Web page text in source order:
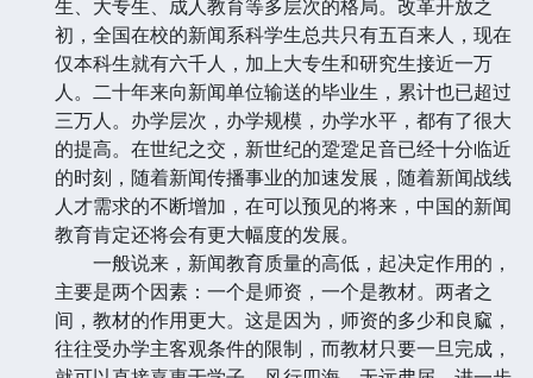
生、大专生、成人教育等多层次的格局。改革开放之
初，全国在校的新闻系科学生总共只有五百来人，现在
仅本科生就有六千人，加上大专生和研究生接近一万
人。二十年来向新闻单位输送的毕业生，累计也已超过
三万人。办学层次，办学规模，办学水平，都有了很大
的提高。在世纪之交，新世纪的跫跫足音已经十分临近
的时刻，随着新闻传播事业的加速发展，随着新闻战线
人才需求的不断增加，在可以预见的将来，中国的新闻
教育肯定还将会有更大幅度的发展。
一般说来，新闻教育质量的高低，起决定作用的，
主要是两个因素：一个是师资，一个是教材。两者之
间，教材的作用更大。这是因为，师资的多少和良窳，
往往受办学主客观条件的限制，而教材只要一旦完成，